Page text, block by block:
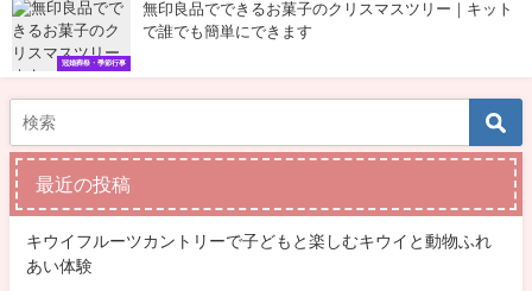
冠婚葬祭・季節行事
無印良品でできるお菓子のクリスマスツリー｜キット
で誰でも簡単にできます
最近の投稿
キウイフルーツカントリーで子どもと楽しむキウイと動物ふれ
あい体験